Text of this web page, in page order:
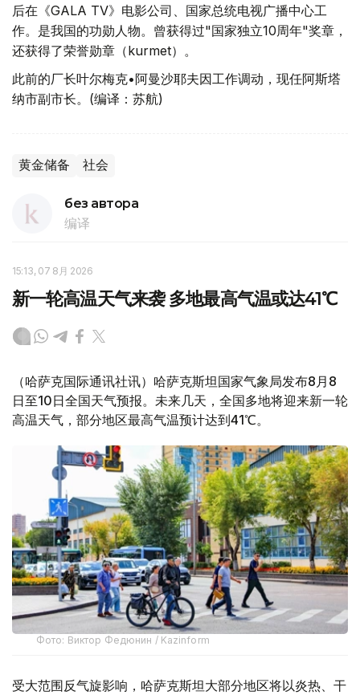
后在《GALA TV》电影公司、国家总统电视广播中心工
作。是我国的功勋人物。曾获得过"国家独立10周年"奖章，
还获得了荣誉勋章（kurmet）。
此前的厂长叶尔梅克•阿曼沙耶夫因工作调动，现任阿斯塔
纳市副市长。(编译：苏航)
黄金储备 社会
без автора
编译
15:13, 07 8月 2026
新一轮高温天气来袭 多地最高气温或达41℃
（哈萨克国际通讯社讯）哈萨克斯坦国家气象局发布8月8
日至10日全国天气预报。未来几天，全国多地将迎来新一轮
高温天气，部分地区最高气温预计达到41℃。
Фото: Виктор Федюнин / Kazinform
受大范围反气旋影响，哈萨克斯坦大部分地区将以炎热、干